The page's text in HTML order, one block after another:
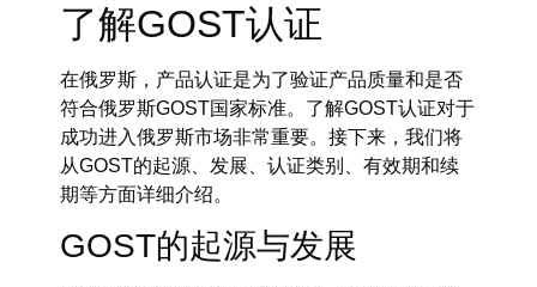
了解GOST认证
在俄罗斯，产品认证是为了验证产品质量和是否
符合俄罗斯GOST国家标准。了解GOST认证对于
成功进入俄罗斯市场非常重要。接下来，我们将
从GOST的起源、发展、认证类别、有效期和续
期等方面详细介绍。
GOST的起源与发展